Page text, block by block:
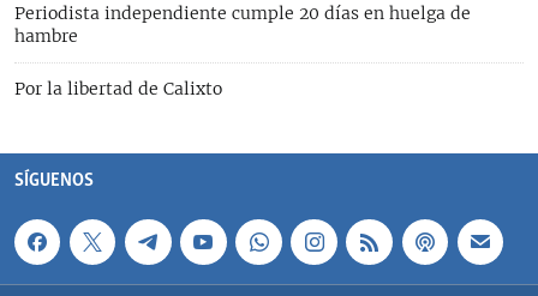
Periodista independiente cumple 20 días en huelga de
hambre
Por la libertad de Calixto
SÍGUENOS